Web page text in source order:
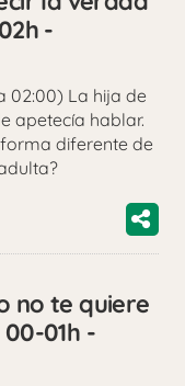
-
02:00) La hija de
apetecía hablar.
diferente de
no te quiere
01h -